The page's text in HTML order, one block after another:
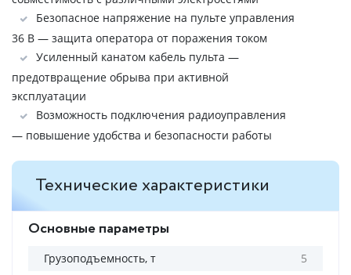
Безопасное напряжение на пульте управления
36 В — защита оператора от поражения током
Усиленный канатом кабель пульта —
предотвращение обрыва при активной
эксплуатации
Возможность подключения радиоуправления
— повышение удобства и безопасности работы
Технические характеристики
Основные параметры
Грузоподъемность, т
5